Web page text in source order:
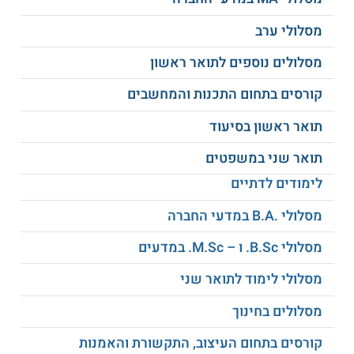
קורס סטודיו – תנועה
ומופעי הגוף
פסיכולוגי
תיאוריות ושיטות טיפול
בתנועה ומחול
ועוד
מתכונת הלימוד
משך התכנית הוא כשנתיים.
בשנה א' לומדים יום מלא וחצי יום נוסף של הכשרה מעשית.
בשנה ב' לומדים יום מלא ויומיים של הכשרה מעשית. במהלך שנה
ב' מתקיים קורס אינטנסיבי נוסף.
שנה ג' למטפלים מתקיימת לפי המתווה המקצועי כפי שיחוקק
בכנסת. היקף ההכשרה המעשית צפוי להיות 960 שעות, כ - 4
ימים של הכשרה בשבוע.
תנאי הקבלה לתכנית לתואר שני
מסלולי ערב
מסלולים נוספים לתואר ראשון
קורסים בתחום התכנות והמחשבים
תואר ראשון בסיעוד
תואר שני במשפטים
לימודים לדתיים
מסלולי .B.A במדעי החברה
מסלולי B.Sc. ו – M.Sc. במדעים
מסלולי לימוד לתואר שני
מסלולים בחינוך
קורסים בתחום העיצוב, התקשורת והאמנות